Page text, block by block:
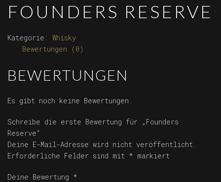
FOUNDERS RESERVE
Kategorie: Whisky
Bewertungen (0)
BEWERTUNGEN
Es gibt noch keine Bewertungen.
Schreibe die erste Bewertung für „Founders
Reserve“
Deine E-Mail-Adresse wird nicht veröffentlicht.
Erforderliche Felder sind mit * markiert
Deine Bewertung *